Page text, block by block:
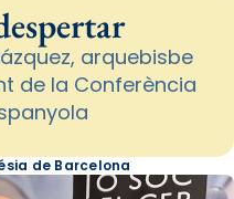
arquebisbe
de la Conferència
de Barcelona